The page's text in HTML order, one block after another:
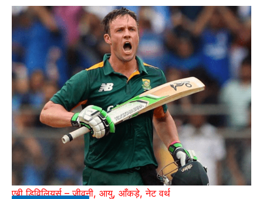
एबी डिविलियर्स – जीवनी, आयु, आँकड़े, नेट वर्थ